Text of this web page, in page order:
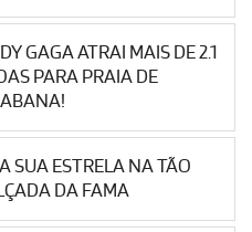
GAGA ATRAI MAIS DE 2.1
PARA PRAIA DE
SUA ESTRELA NA TÃO
DA FAMA